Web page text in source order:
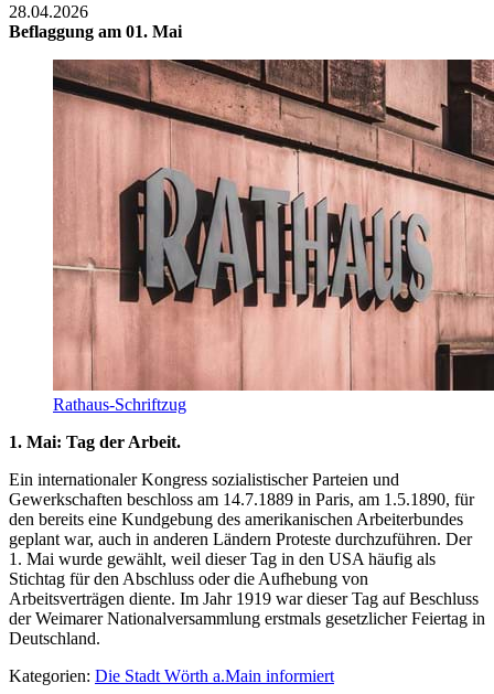
28.04.2026
Beflaggung am 01. Mai
Rathaus-Schriftzug
1. Mai: Tag der Arbeit.
Ein internationaler Kongress sozialistischer Parteien und
Gewerkschaften beschloss am 14.7.1889 in Paris, am 1.5.1890, für
den bereits eine Kundgebung des amerikanischen Arbeiterbundes
geplant war, auch in anderen Ländern Proteste durchzuführen. Der
1. Mai wurde gewählt, weil dieser Tag in den USA häufig als
Stichtag für den Abschluss oder die Aufhebung von
Arbeitsverträgen diente. Im Jahr 1919 war dieser Tag auf Beschluss
der Weimarer Nationalversammlung erstmals gesetzlicher Feiertag in
Deutschland.
Kategorien: Die Stadt Wörth a.Main informiert